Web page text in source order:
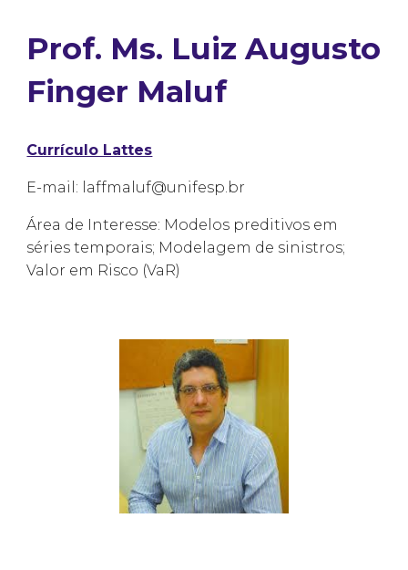
Prof. Ms. Luiz Augusto
Finger Maluf
Currículo Lattes
E-mail: laffmaluf@unifesp.br
Área de Interesse: Modelos preditivos em
séries temporais; Modelagem de sinistros;
Valor em Risco (VaR)